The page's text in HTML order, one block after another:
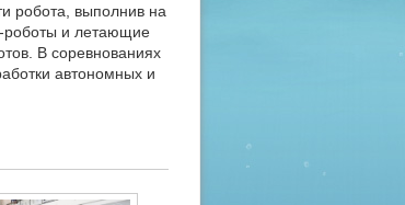
робота, выполнив на
роботы и летающие
В соревнованиях
автономных и